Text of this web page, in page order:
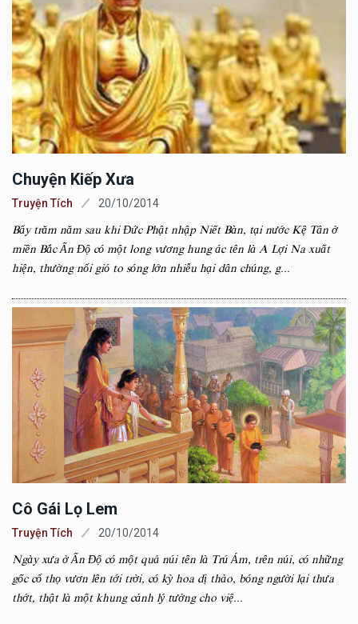
Chuyện Kiếp Xưa
Truyện Tích 20/10/2014
Bẩy trăm năm sau khi Đức Phật nhập Niết Bàn, tại nước Kệ Tân ở
miền Bắc Ấn Độ có một long vương hung ác tên là A Lợi Na xuất
hiện, thường nổi gió to sóng lớn nhiễu hại dân chúng, g...
Cô Gái Lọ Lem
Truyện Tích 20/10/2014
Ngày xưa ở Ấn Độ có một quả núi tên là Trú Ám, trên núi, có những
gốc cổ thọ vươn lên tới trời, có kỳ hoa dị thảo, bóng người lại thưa
thớt, thật là một khung cảnh lý tưởng cho việ...